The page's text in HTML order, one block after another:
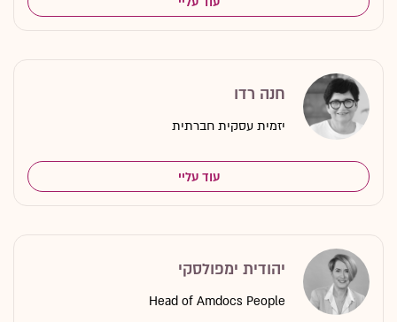
חנה רדו
יזמית עסקית חברתית
עוד עליי
יהודית ימפולסקי
Head of Amdocs People